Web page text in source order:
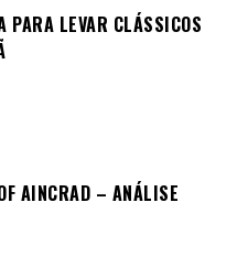
PARA LEVAR CLÁSSICOS
AINCRAD – ANÁLISE